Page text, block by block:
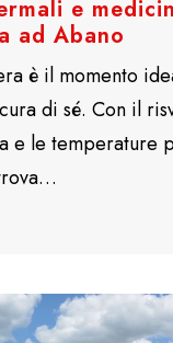
e
ad Abano
è il momento
di sé. Con il
e le temperature